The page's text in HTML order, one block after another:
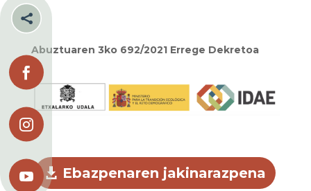




Abuztuaren 3ko 692/2021 Errege Dekretoa
Ebazpenaren jakinarazpena